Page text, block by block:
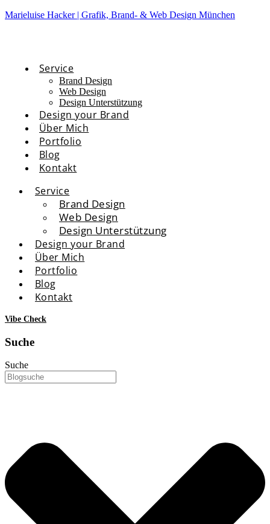
Marieluise Hacker | Grafik, Brand- & Web Design München
Service
Brand Design
Web Design
Design Unterstützung
Design your Brand
Über Mich
Portfolio
Blog
Kontakt
Service
Brand Design
Web Design
Design Unterstützung
Design your Brand
Über Mich
Portfolio
Blog
Kontakt
Vibe Check
Suche
Suche